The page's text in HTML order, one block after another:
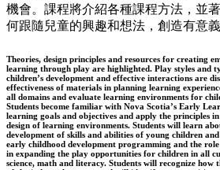
機會。課程將介紹各種課程方法，並
何跟隨兒童的興趣和想法，創造有意
Theories, design principles and resources for creating
learning through play are highlighted. Play styles and
children’s development and effective interactions are
effectiveness of materials in planning learning
all domains and evaluate learning environments for
Students become familiar with Nova Scotia’s Early
learning goals and objectives and apply the principles
design of learning environments. Students will learn
development of skills and abilities of young children
early childhood development programming and the
in expanding the play opportunities for children in all
science, math and literacy. Students will recognize how